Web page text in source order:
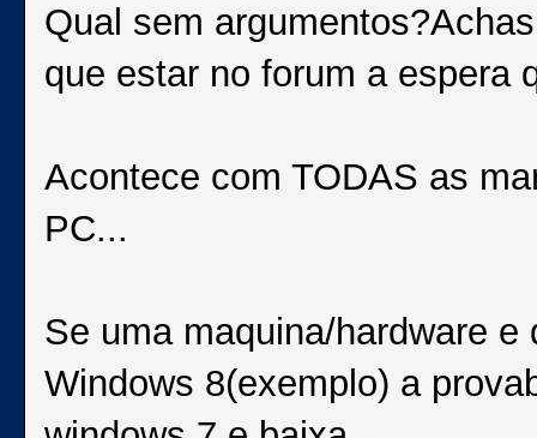
Qual sem
que estar no forum a espera
Acontece com TODAS as
PC...
Se uma maquina/hardware
Windows 8(exemplo) a